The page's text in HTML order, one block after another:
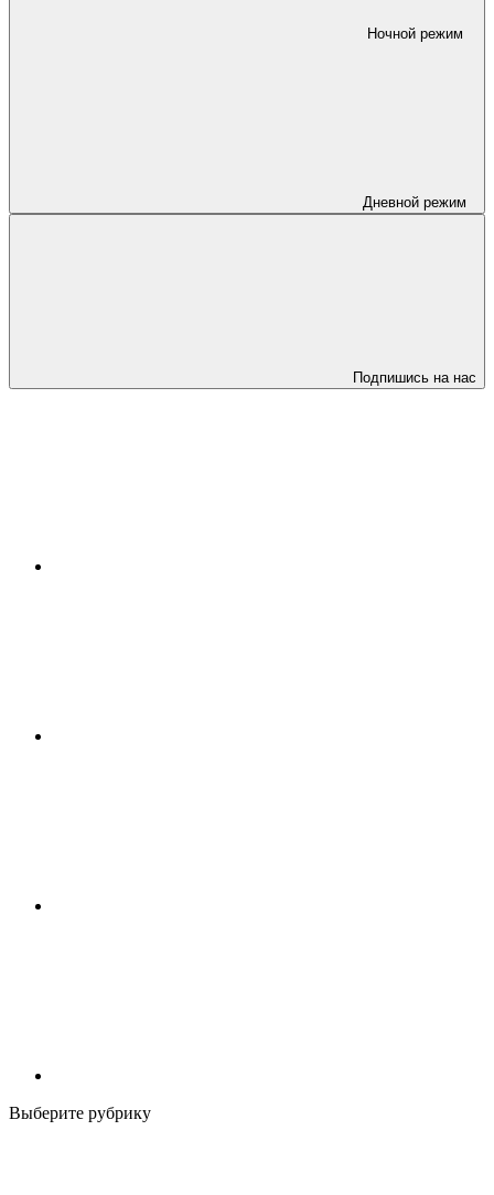
Ночной режим
Дневной режим
Подпишись на нас
Выберите рубрику